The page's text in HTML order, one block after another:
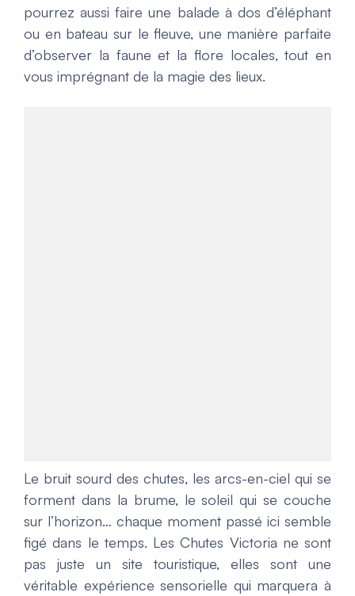
pourrez aussi faire une balade à dos d’éléphant
ou en bateau sur le fleuve, une manière parfaite
d’observer la faune et la flore locales, tout en
vous imprégnant de la magie des lieux.
Le bruit sourd des chutes, les arcs-en-ciel qui se
forment dans la brume, le soleil qui se couche
sur l’horizon… chaque moment passé ici semble
figé dans le temps. Les Chutes Victoria ne sont
pas juste un site touristique, elles sont une
véritable expérience sensorielle qui marquera à